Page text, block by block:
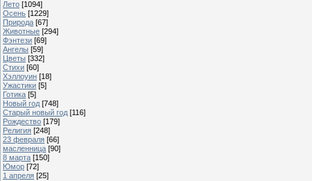
Лето [1094]
Осень [1229]
Природа [67]
Животные [294]
Фэнтези [69]
Ангелы [59]
Цветы [332]
Стихи [60]
Хэллоуин [18]
Ужастики [5]
Готика [5]
Новый год [748]
Старый новый год [116]
Рождество [179]
Религия [248]
23 февраля [66]
масленница [90]
8 марта [150]
Юмор [72]
1 апреля [25]